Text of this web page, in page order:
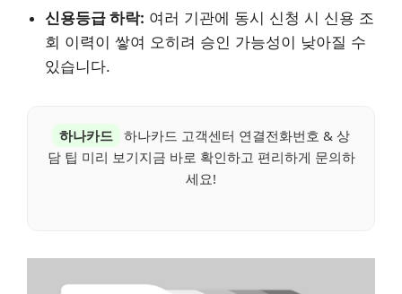
신용등급 하락: 여러 기관에 동시 신청 시 신용 조
회 이력이 쌓여 오히려 승인 가능성이 낮아질 수
있습니다.
하나카드 하나카드 고객센터 연결전화번호 & 상
담 팁 미리 보기지금 바로 확인하고 편리하게 문의하
세요!